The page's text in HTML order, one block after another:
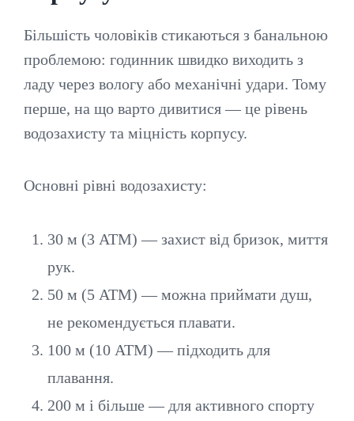
Більшість чоловіків стикаються з банальною
проблемою: годинник швидко виходить з
ладу через вологу або механічні удари. Тому
перше, на що варто дивитися — це рівень
водозахисту та міцність корпусу.
Основні рівні водозахисту:
30 м (3 ATM) — захист від бризок, миття
рук.
50 м (5 ATM) — можна приймати душ,
не рекомендується плавати.
100 м (10 ATM) — підходить для
плавання.
200 м і більше — для активного спорту